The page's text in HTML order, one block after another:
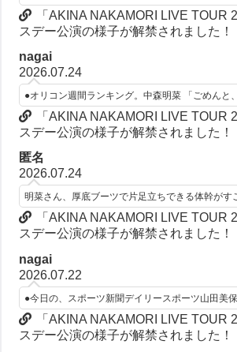
「AKINA NAKAMORI LIVE TOUR
スデー公演の様子が解禁されました！
nagai
2026.07.24
●オリコン週間ランキング。中森明菜 「ごめんと
「AKINA NAKAMORI LIVE TOUR
スデー公演の様子が解禁されました！
匿名
2026.07.24
明菜さん、厚底ブーツで片足立ちできる体幹がす
「AKINA NAKAMORI LIVE TOUR
スデー公演の様子が解禁されました！
nagai
2026.07.22
●今日の、スポーツ新聞デイリースポーツ山田美保
「AKINA NAKAMORI LIVE TOUR
スデー公演の様子が解禁されました！